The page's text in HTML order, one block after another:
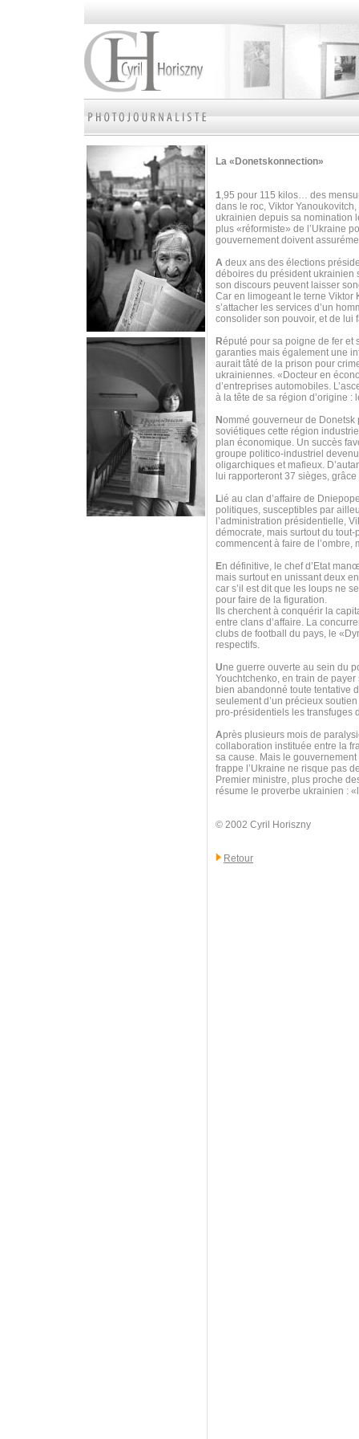
La «Donetskonnection»
1,95 pour 115 kilos… des
dans le roc, Viktor
ukrainien depuis sa nomination
plus «réformiste» de l’Ukraine
gouvernement doivent
A deux ans des élections
déboires du président ukrainien
son discours peuvent laisser
Car en limogeant le terne Viktor
s’attacher les services d’un
consolider son pouvoir, et de lui
Réputé pour sa poigne de fer et
garanties mais également une
aurait tâté de la prison pour
ukrainiennes. «Docteur en
d’entreprises automobiles.
à la tête de sa région d’origine :
Nommé gouverneur de Donetsk
soviétiques cette région
plan économique. Un succès
groupe politico-industriel
oligarchiques et mafieux.
lui rapporteront 37 sièges,
Lié au clan d’affaire de
politiques, susceptibles par
l’administration présidentielle,
démocrate, mais surtout du
commencent à faire de
En définitive, le chef d’Etat
mais surtout en unissant deux
car s’il est dit que les loups ne
pour faire de la figuration.
Ils cherchent à conquérir la
entre clans d’affaire. La
clubs de football du pays, le
respectifs.
Une guerre ouverte au sein du
Youchtchenko, en train de
bien abandonné toute tentative
seulement d’un précieux
pro-présidentiels les transfuges
Après plusieurs mois de
collaboration instituée entre la
sa cause. Mais le
frappe l’Ukraine ne risque pas
Premier ministre, plus proche
résume le proverbe ukrainien :
© 2002 Cyril Horiszny
Retour